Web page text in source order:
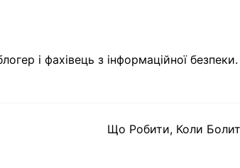
і фахівець з інформаційної безпеки.
Що Робити, Коли